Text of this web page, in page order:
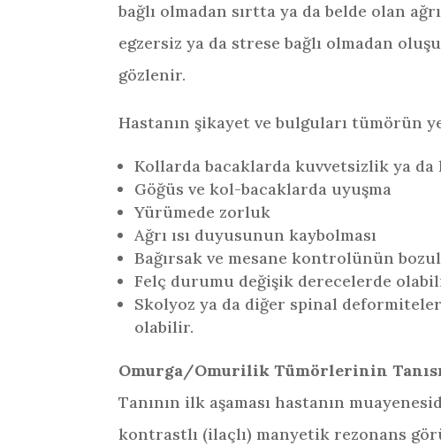
bağlı olmadan sırtta ya da belde olan
egzersiz ya da strese bağlı olmadan
gözlenir.
Hastanın şikayet ve bulguları tümörün
Kollarda bacaklarda kuvvetsizlik ya
Göğüs ve kol-bacaklarda uyuşma
Yürümede zorluk
Ağrı ısı duyusunun kaybolması
Bağırsak ve mesane kontrolünün
Felç durumu değişik derecelerde
Skolyoz ya da diğer spinal
olabilir.
Omurga/Omurilik Tümörlerinin
Tanının ilk aşaması hastanın
kontrastlı (ilaçlı) manyetik rezonans